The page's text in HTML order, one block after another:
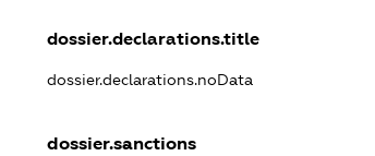
dossier.declarations.title
dossier.declarations.noData
dossier.sanctions